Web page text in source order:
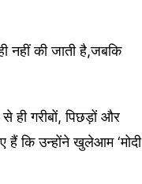
नहीं की जाती है,जबकि
ही गरीबों, पिछड़ों और
हैं कि उन्होंने खुलेआम ‘मोदी